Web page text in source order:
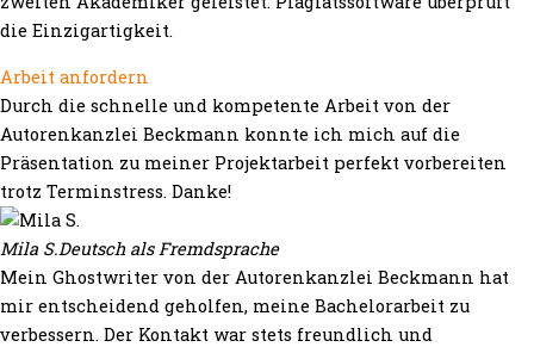
die Einzigartigkeit.
Arbeit anfordern
Durch die schnelle und kompetente Arbeit von der
Autorenkanzlei Beckmann konnte ich mich auf die
Präsentation zu meiner Projektarbeit perfekt vorbereiten
trotz Terminstress. Danke!
Mila S.Deutsch als Fremdsprache
Mein Ghostwriter von der Autorenkanzlei Beckmann hat
mir entscheidend geholfen, meine Bachelorarbeit zu
verbessern. Der Kontakt war stets freundlich und